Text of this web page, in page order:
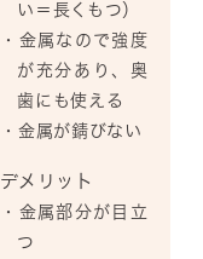
い＝長くもつ）
・金属なので強度
が充分あり、奥
歯にも使える
・金属が錆びない
デメリット
・金属部分が目立
つ